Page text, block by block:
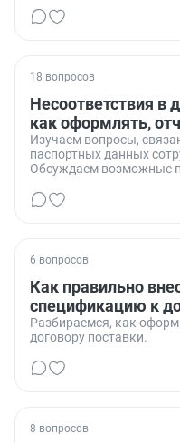
их кладовщик на
18 вопросов
Несоответствия в
как оформлять,
Изучаем вопросы,
паспортных данных
Обсуждаем возможные
6 вопросов
Как правильно
спецификацию к
Разбираемся, как
договору поставки.
8 вопросов